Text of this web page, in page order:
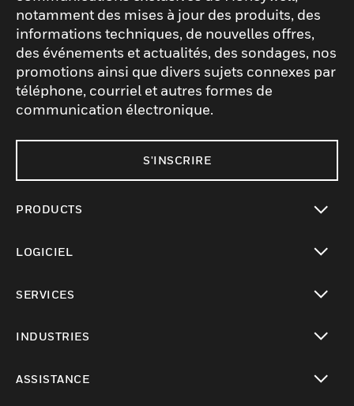
notamment des mises à jour des produits, des
informations techniques, de nouvelles offres,
des événements et actualités, des sondages, nos
promotions ainsi que divers sujets connexes par
téléphone, courriel et autres formes de
communication électronique.
S'INSCRIRE
PRODUCTS
LOGICIEL
SERVICES
INDUSTRIES
ASSISTANCE